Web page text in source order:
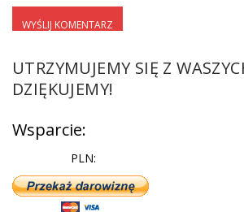
UTRZYMUJEMY SIĘ Z
DZIĘKUJEMY!
Wsparcie:
PLN: